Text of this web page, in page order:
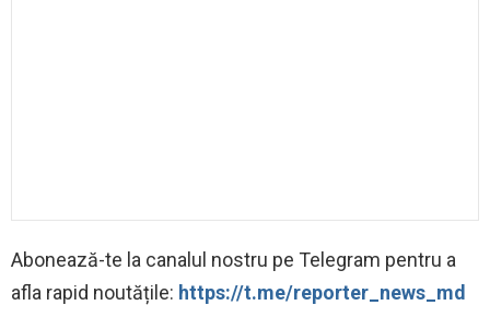
Abonează-te la canalul nostru pe Telegram pentru a
afla rapid noutățile: https://t.me/reporter_news_md